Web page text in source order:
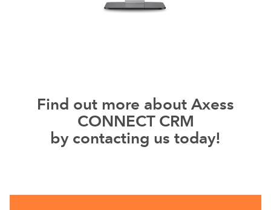
Find out more about Axess
CONNECT CRM
by contacting us today!